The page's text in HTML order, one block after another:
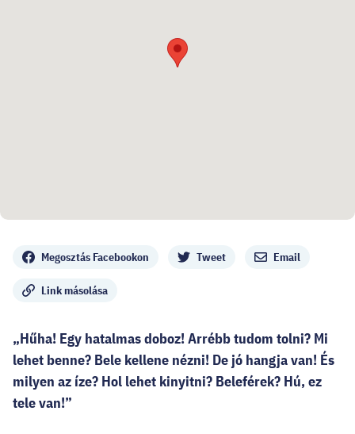
Megosztás Facebookon Tweet Email
Link másolása
„Hűha! Egy hatalmas doboz! Arrébb tudom tolni? Mi
lehet benne? Bele kellene nézni! De jó hangja van! És
milyen az íze? Hol lehet kinyitni? Beleférek? Hú, ez
tele van!”